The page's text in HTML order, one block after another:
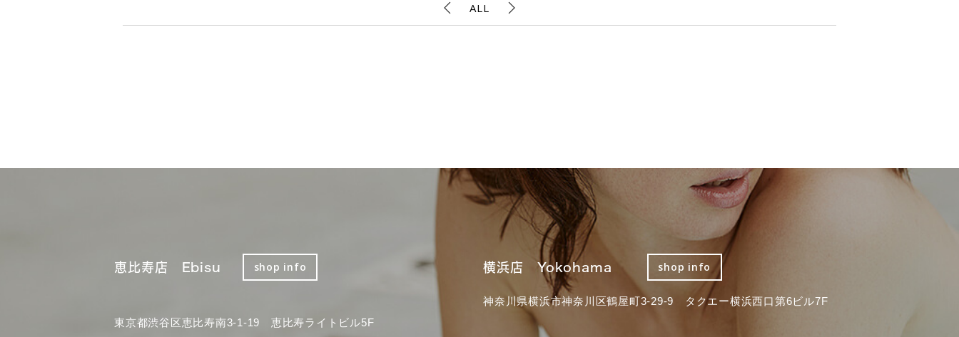
ALL
恵比寿店 Ebisu shop info
東京都渋谷区恵比寿南3-1-19 恵比寿ライトビル5F
横浜店 Yokohama shop info
神奈川県横浜市神奈川区鶴屋町3-29-9 タクエー横浜西口第6ビル7F